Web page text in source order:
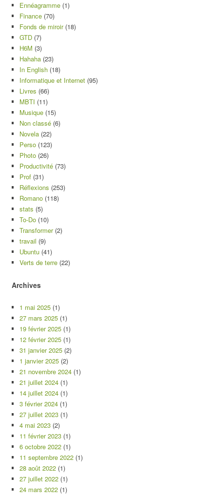
Ennéagramme (1)
Finance (70)
Fonds de miroir(18)
GTD (7)
H6M (3)
Hahaha (23)
In English (18)
Informatique et Internet (95)
Livres (66)
MBTI (11)
Musique (15)
Non classé (6)
Novela (22)
Perso (123)
Photo (26)
Productivité (73)
Prof (31)
Réflexions (253)
Romano (118)
stats (5)
To-Do (10)
Transformer(2)
travail (9)
Ubuntu (41)
Verts de terre (22)
Archives
1 mai 2025 (1)
27 mars 2025 (1)
19 février 2025 (1)
12 février 2025 (1)
31 janvier 2025 (2)
1 janvier 2025 (2)
21 novembre 2024 (1)
21 juillet 2024 (1)
14 juillet 2024 (1)
3 février 2024 (1)
27 juillet 2023 (1)
4 mai 2023 (2)
11 février 2023 (1)
6 octobre 2022 (1)
11 septembre 2022 (1)
28 août 2022 (1)
27 juillet 2022 (1)
24 mars 2022 (1)